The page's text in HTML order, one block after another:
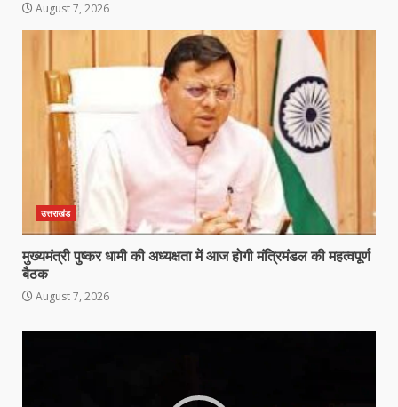
August 7, 2026
उत्तराखंड
मुख्यमंत्री पुष्कर धामी की अध्यक्षता में आज होगी मंत्रिमंडल की महत्वपूर्ण
बैठक
August 7, 2026